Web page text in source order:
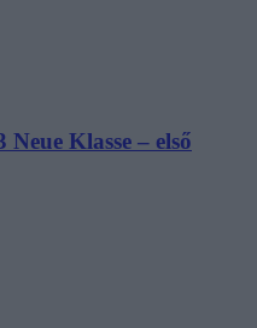
Klasse – első